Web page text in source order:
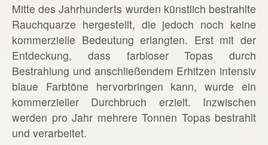
Mitte des Jahrhunderts wurden künstlich bestrahlte
Rauchquarze hergestellt, die jedoch noch keine
kommerzielle Bedeutung erlangten. Erst mit der
Entdeckung, dass farbloser Topas durch
Bestrahlung und anschließendem Erhitzen intensiv
blaue Farbtöne hervorbringen kann, wurde ein
kommerzieller Durchbruch erzielt. Inzwischen
werden pro Jahr mehrere Tonnen Topas bestrahlt
und verarbeitet.